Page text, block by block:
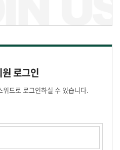
로그인
드로 로그인하실 수 있습니다.